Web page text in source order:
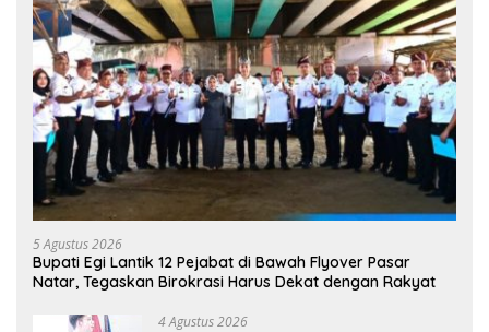
5 Agustus 2026
Bupati Egi Lantik 12 Pejabat di Bawah Flyover Pasar
Natar, Tegaskan Birokrasi Harus Dekat dengan Rakyat
4 Agustus 2026